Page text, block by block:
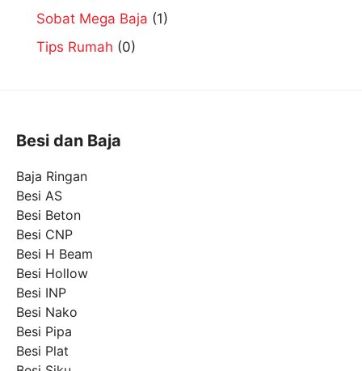
Sobat Mega Baja (1)
Tips Rumah (0)
Besi dan Baja
Baja Ringan
Besi AS
Besi Beton
Besi CNP
Besi H Beam
Besi Hollow
Besi INP
Besi Nako
Besi Pipa
Besi Plat